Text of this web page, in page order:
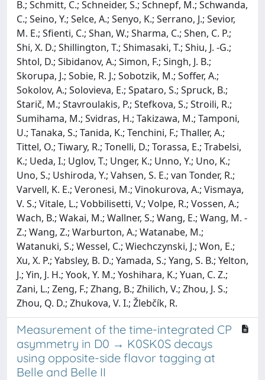
B.; Schmitt, C.; Schneider, S.; Schnepf, M.; Schwanda,
C.; Seino, Y.; Selce, A.; Senyo, K.; Serrano, J.; Sevior,
M. E.; Sfienti, C.; Shan, W.; Sharma, C.; Shen, C. P.;
Shi, X. D.; Shillington, T.; Shimasaki, T.; Shiu, J. -G.;
Shtol, D.; Sibidanov, A.; Simon, F.; Singh, J. B.;
Skorupa, J.; Sobie, R. J.; Sobotzik, M.; Soffer, A.;
Sokolov, A.; Solovieva, E.; Spataro, S.; Spruck, B.;
Starič, M.; Stavroulakis, P.; Stefkova, S.; Stroili, R.;
Sumihama, M.; Svidras, H.; Takizawa, M.; Tamponi,
U.; Tanaka, S.; Tanida, K.; Tenchini, F.; Thaller, A.;
Tittel, O.; Tiwary, R.; Tonelli, D.; Torassa, E.; Trabelsi,
K.; Ueda, I.; Uglov, T.; Unger, K.; Unno, Y.; Uno, K.;
Uno, S.; Ushiroda, Y.; Vahsen, S. E.; van Tonder, R.;
Varvell, K. E.; Veronesi, M.; Vinokurova, A.; Vismaya,
V. S.; Vitale, L.; Vobbilisetti, V.; Volpe, R.; Vossen, A.;
Wach, B.; Wakai, M.; Wallner, S.; Wang, E.; Wang, M. -
Z.; Wang, Z.; Warburton, A.; Watanabe, M.;
Watanuki, S.; Wessel, C.; Wiechczynski, J.; Won, E.;
Xu, X. P.; Yabsley, B. D.; Yamada, S.; Yang, S. B.; Yelton,
J.; Yin, J. H.; Yook, Y. M.; Yoshihara, K.; Yuan, C. Z.;
Zani, L.; Zeng, F.; Zhang, B.; Zhilich, V.; Zhou, J. S.;
Zhou, Q. D.; Zhukova, V. I.; Žlebčík, R.
Measurement of the time-integrated CP
asymmetry in D0 → K0SK0S decays
using opposite-side flavor tagging at
Belle and Belle II